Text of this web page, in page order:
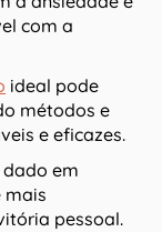
com a
ideal pode
métodos e
e eficazes.
em
mais
pessoal.